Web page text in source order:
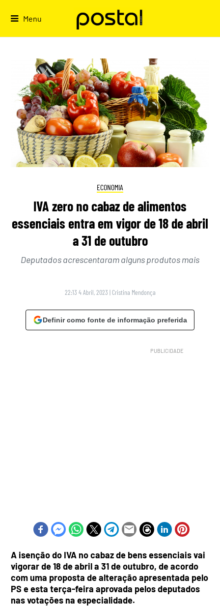
Menu
ECONOMIA
IVA zero no cabaz de alimentos
essenciais entra em vigor de 18 de abril
a 31 de outubro
Deputados acrescentaram alguns produtos mais
22:13 4 Abril, 2023 | Cristina Mendonça
Definir como fonte de informação preferida
A isenção do IVA no cabaz de bens essenciais vai
vigorar de 18 de abril a 31 de outubro, de acordo
com uma proposta de alteração apresentada pelo
PS e esta terça-feira aprovada pelos deputados
nas votações na especialidade.